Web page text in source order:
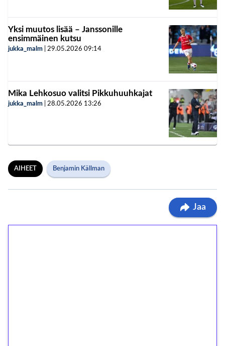
Yksi muutos lisää – Janssonille
ensimmäinen kutsu
jukka_malm 29.05.2026 09:14
Mika Lehkosuo valitsi Pikkuhuuhkajat
jukka_malm 28.05.2026 13:26
AIHEET Benjamin Källman
Jaa